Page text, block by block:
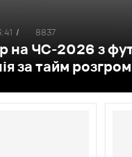
на ЧС-2026 з
за тайм
/ 8837